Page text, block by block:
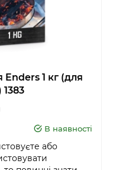
Enders 1 кг (для
В наявності
або